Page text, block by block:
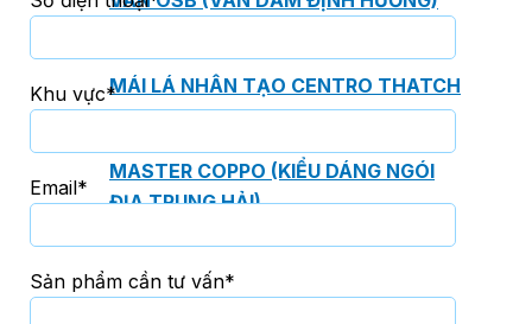
MÁI LÁ NHÂN TẠO CENTRO THATCH
MASTER COPPO (KIỂU DÁNG NGÓI
ĐỊA TRUNG HẢI)
Khu vực*
Email*
Sản phẩm cần tư vấn*